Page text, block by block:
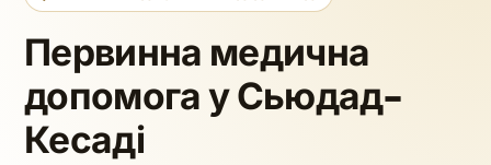
Первинна медична
допомога у Сьюдад-
Кесаді